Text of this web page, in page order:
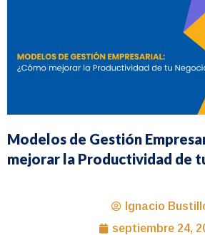
Modelos de Gestión
mejorar la Productividad de
Ignacio
septiembre 24,